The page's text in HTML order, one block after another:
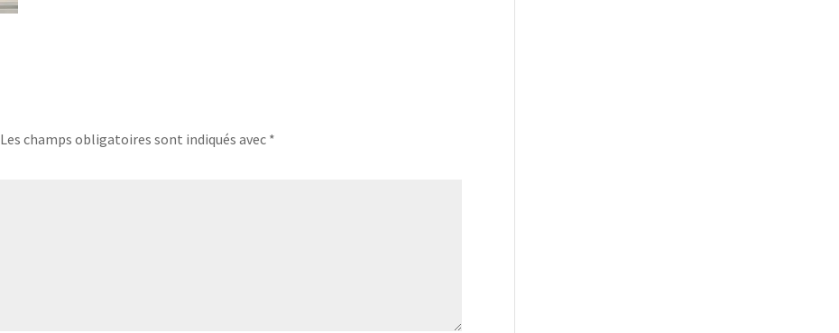
Les champs obligatoires sont indiqués avec *